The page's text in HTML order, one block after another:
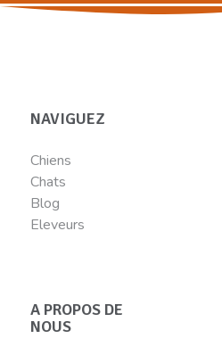
NAVIGUEZ
Chiens
Chats
Blog
Eleveurs
A PROPOS DE
NOUS